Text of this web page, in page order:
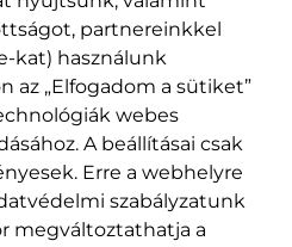
szabályzat
program
41.
400489 Kolozsvár,
Majális utca, 60.
szám
tel/fax:0264 590 758
email:
office@rmdsz.ro
partnereinkkel
kat) használunk
az „Elfogadom a sütiket”
webes
A beállításai csak
Erre a webhelyre
szabályzatunk
megváltoztathatja a